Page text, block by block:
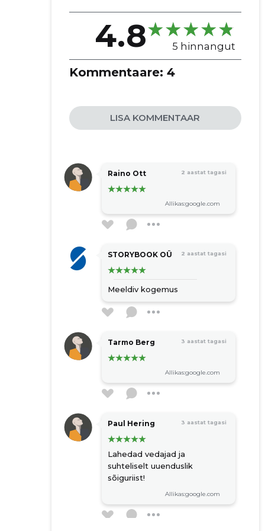
kaubavedu samal päeval
erinevate saadetiste transport
kaubavedu firmadele ja eraisikutele
4.8 5 hinnangut
Kommentaare: 4
LISA KOMMENTAAR
Raino Ott 2 aastat tagasi
Allikas:google.com
STORYBOOK OÜ 2 aastat tagasi
Meeldiv kogemus
Tarmo Berg 3 aastat tagasi
Allikas:google.com
Paul Hering 3 aastat tagasi
Lahedad vedajad ja
suhteliselt uuenduslik
sõiguriist!
Allikas:google.com